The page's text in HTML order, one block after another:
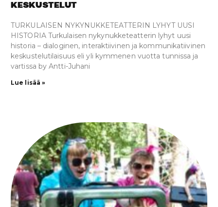
KESKUSTELUT
TURKULAISEN NYKYNUKKETEATTERIN LYHYT UUSI
HISTORIA Turkulaisen nykynukketeatterin lyhyt uusi
historia – dialoginen, interaktiivinen ja kommunikatiivinen
keskustelutilaisuus eli yli kymmenen vuotta tunnissa ja
vartissa by Antti-Juhani
Lue lisää »